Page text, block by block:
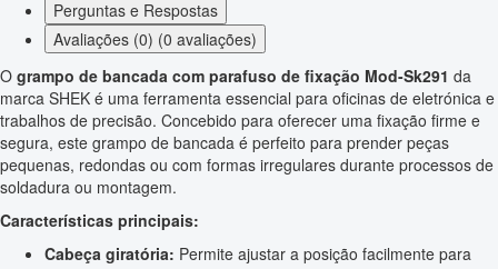
Perguntas e Respostas
Avaliações (0) (0 avaliações)
O grampo de bancada com parafuso de fixação Mod-Sk291 da
marca SHEK é uma ferramenta essencial para oficinas de eletrónica e
trabalhos de precisão. Concebido para oferecer uma fixação firme e
segura, este grampo de bancada é perfeito para prender peças
pequenas, redondas ou com formas irregulares durante processos de
soldadura ou montagem.
Características principais:
Cabeça giratória: Permite ajustar a posição facilmente para